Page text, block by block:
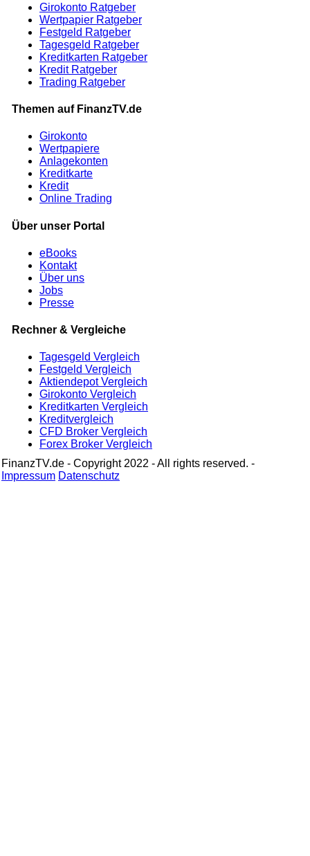
Girokonto Ratgeber
Wertpapier Ratgeber
Festgeld Ratgeber
Tagesgeld Ratgeber
Kreditkarten Ratgeber
Kredit Ratgeber
Trading Ratgeber
Themen auf FinanzTV.de
Girokonto
Wertpapiere
Anlagekonten
Kreditkarte
Kredit
Online Trading
Über unser Portal
eBooks
Kontakt
Über uns
Jobs
Presse
Rechner & Vergleiche
Tagesgeld Vergleich
Festgeld Vergleich
Aktiendepot Vergleich
Girokonto Vergleich
Kreditkarten Vergleich
Kreditvergleich
CFD Broker Vergleich
Forex Broker Vergleich
FinanzTV.de - Copyright 2022 - All rights reserved. -
Impressum Datenschutz